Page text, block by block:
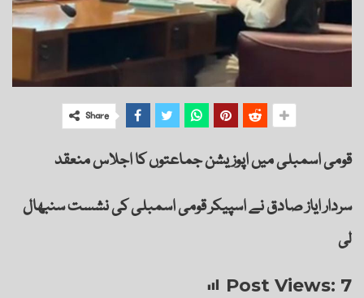
Share
قومی اسمبلی میں اپوزیشن جماعتوں کا اجلاس منعقد
سردار ایاز صادق نے اسپیکر قومی اسمبلی کی نشست سنبھال
لی
Post Views: 7